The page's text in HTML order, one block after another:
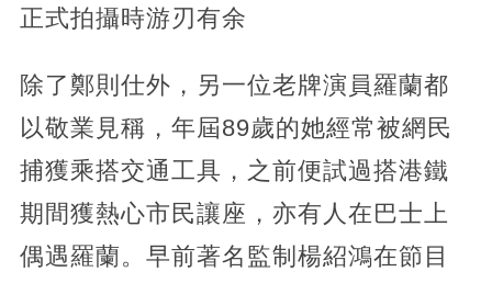
正式拍攝時游刃有余
除了鄭則仕外，另一位老牌演員羅蘭都
以敬業見稱，年屆89歲的她經常被網民
捕獲乘搭交通工具，之前便試過搭港鐵
期間獲熱心市民讓座，亦有人在巴士上
偶遇羅蘭。早前著名監制楊紹鴻在節目